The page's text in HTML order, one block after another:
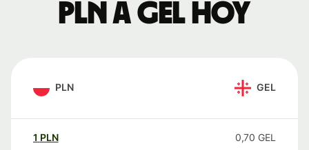
PLN a GEL hoy
PLN GEL
1 PLN 0,70 GEL